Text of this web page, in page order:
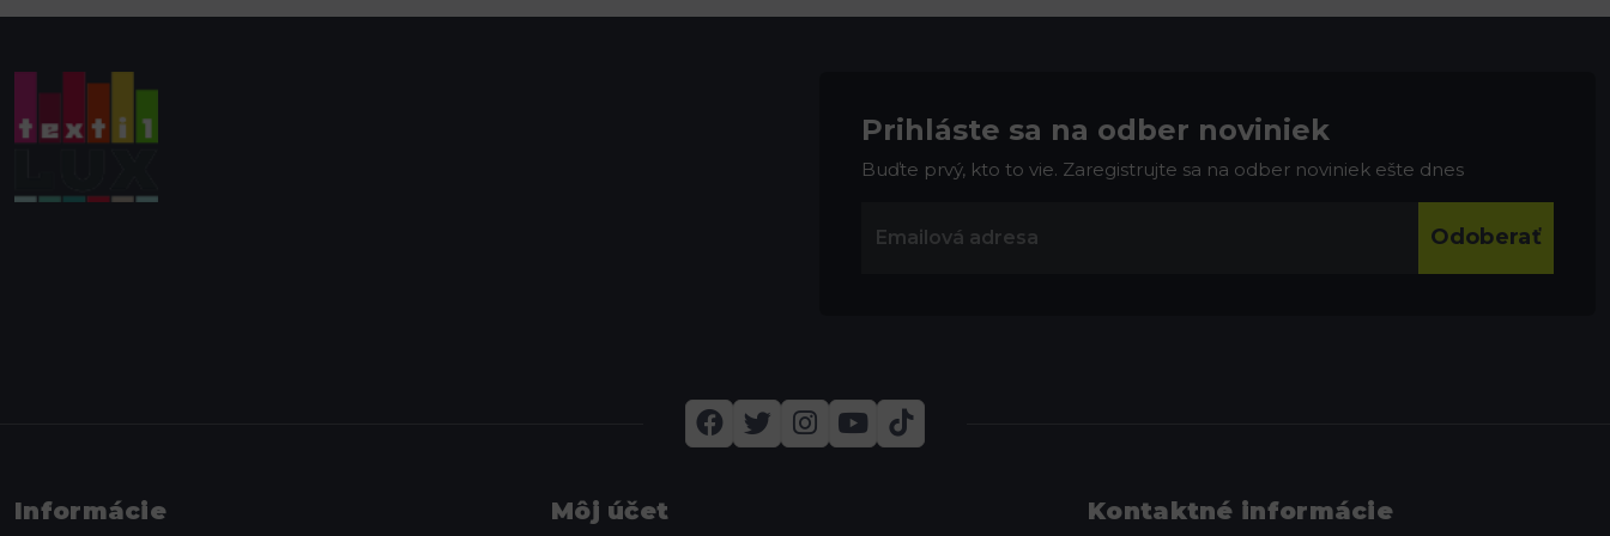
Prihláste sa na odber noviniek
Buďte prvý, kto to vie. Zaregistrujte sa na odber noviniek ešte dnes
Odoberať
Informácie Môj účet Kontaktné informácie